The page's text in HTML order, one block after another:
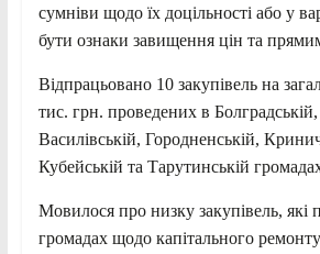
сумніви щодо їх доцільності або у
бути ознаки завищення цін та
Відпрацьовано 10 закупівель на
тис. грн. проведених в
Василівській, Городненській,
Кубейській та Тарутинській
Мовилося про низку закупівель, які
громадах щодо капітального